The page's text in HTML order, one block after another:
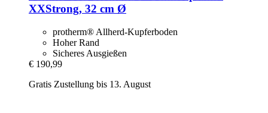
XXStrong, 32 cm Ø
protherm® Allherd-Kupferboden
Hoher Rand
Sicheres Ausgießen
€ 190,99
Gratis Zustellung bis 13. August